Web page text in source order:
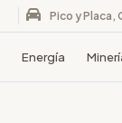
Pico y Placa,
Energía